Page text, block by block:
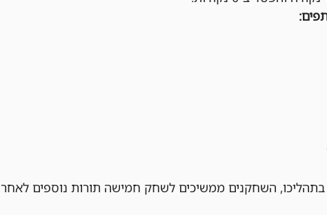
השחקנים ממשיכים לשחק חמישה תורות נוספים לאחר